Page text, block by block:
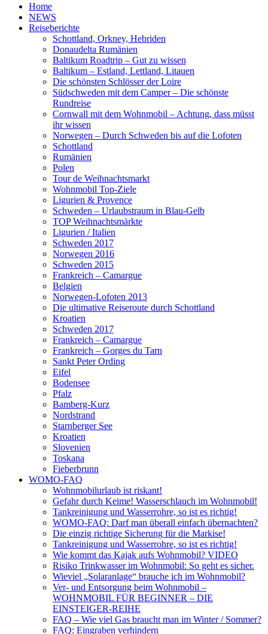
Home
NEWS
Reiseberichte
Schottland, Orkney, Hebriden
Donaudelta Rumänien
Baltikum Roadtrip – Gut zu wissen
Baltikum – Estland, Lettland, Litauen
Die schönsten Schlösser der Loire
Südschweden mit dem Camper – Die schönste
Rundreise
Cornwall mit dem Wohnmobil – Achtung, dass müsst
ihr wissen
Norwegen – Durch Schweden bis auf die Lofoten
Schottland
Rumänien
Polen
Tour de Weihnachtsmarkt
Wohnmobil Top-Ziele
Ligurien & Provence
Schweden – Urlaubstraum in Blau-Gelb
TOP Weihnachtsmärkte
Ligurien / Italien
Schweden 2017
Norwegen 2016
Schweden 2015
Frankreich – Camargue
Belgien
Norwegen-Lofoten 2013
Die ultimative Reiseroute durch Schottland
Kroatien
Schweden 2017
Frankreich – Camargue
Frankreich – Gorges du Tarn
Sankt Peter Ording
Eifel
Bodensee
Pfalz
Bamberg-Kurz
Nordstrand
Starnberger See
Kroatien
Slovenien
Toskana
Fieberbrunn
WOMO-FAQ
Wohnmobilurlaub ist riskant!
Gefahr durch Keime! Wasserschlauch im Wohnmobil!
Tankreinigung und Wasserrohre, so ist es richtig!
WOMO-FAQ: Darf man überall einfach übernachten?
Die einzig richtige Sicherung für die Markise!
Tankreinigung und Wasserrohre, so ist es richtig!
Wie kommt das Kajak aufs Wohnmobil? VIDEO
Risiko Trinkwasser im Wohnmobil: So geht es sicher.
Wieviel „Solaranlage“ brauche ich im Wohnmobil?
Ver- und Entsorgung beim Wohnmobil –
WOHNMOBIL FÜR BEGINNER – DIE
EINSTEIGER-REIHE
FAQ – Wie viel Gas braucht man im Winter / Sommer?
FAQ: Eingraben verhindern